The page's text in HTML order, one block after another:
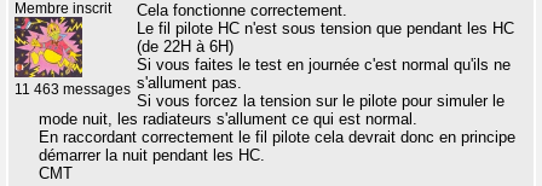
Membre inscrit
11 463 messages
Cela fonctionne correctement.
Le fil pilote HC n'est sous tension que pendant les HC
(de 22H à 6H)
Si vous faites le test en journée c'est normal qu'ils ne
s'allument pas.
Si vous forcez la tension sur le pilote pour simuler le
mode nuit, les radiateurs s'allument ce qui est normal.
En raccordant correctement le fil pilote cela devrait donc en principe
démarrer la nuit pendant les HC.
CMT